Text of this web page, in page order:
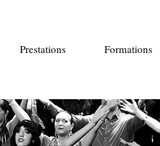
Prestations Formations